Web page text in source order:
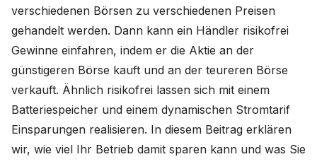
verschiedenen Börsen zu verschiedenen Preisen
gehandelt werden. Dann kann ein Händler risikofrei
Gewinne einfahren, indem er die Aktie an der
günstigeren Börse kauft und an der teureren Börse
verkauft. Ähnlich risikofrei lassen sich mit einem
Batteriespeicher und einem dynamischen Stromtarif
Einsparungen realisieren. In diesem Beitrag erklären
wir, wie viel Ihr Betrieb damit sparen kann und was Sie